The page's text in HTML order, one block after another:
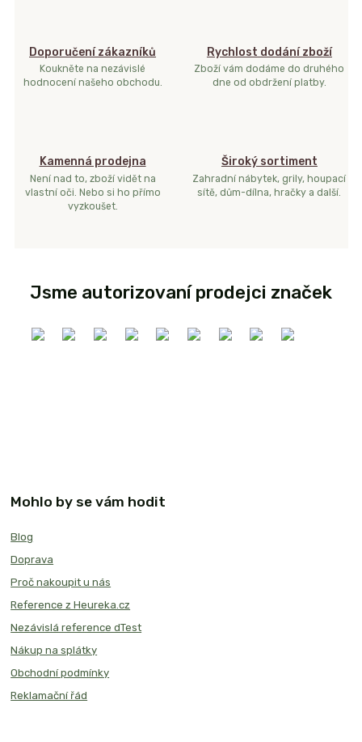
Doporučení zákazníků
Koukněte na nezávislé
hodnocení našeho obchodu.
Rychlost dodání zboží
Zboží vám dodáme do druhého
dne od obdržení platby.
Kamenná prodejna
Není nad to, zboží vidět na
vlastní oči. Nebo si ho přímo
vyzkoušet.
Široký sortiment
Zahradní nábytek, grily, houpací
sítě, dům-dílna, hračky a další.
Jsme autorizovaní prodejci značek
Mohlo by se vám hodit
Blog
Doprava
Proč nakoupit u nás
Reference z Heureka.cz
Nezávislá reference dTest
Nákup na splátky
Obchodní podmínky
Reklamační řád